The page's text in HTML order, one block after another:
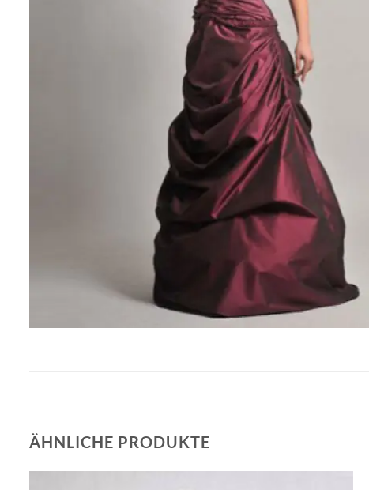
ÄHNLICHE PRODUKTE